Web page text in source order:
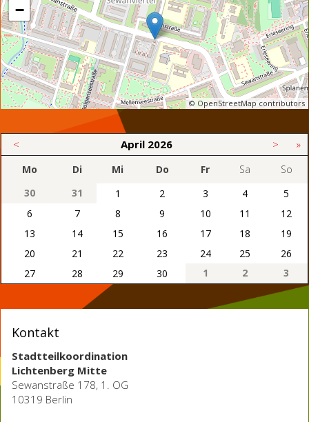
−
© OpenStreetMap contributors
< April 2026 > »
Mo Di Mi Do Fr Sa
So
30
31 1 2 3 4
5
6
7 8 9 10 11
12
13
14 15 16 17 18
19
20
21 22 23 24 25
26
27
28 29 30 1 2 3
Kontakt
Stadtteilkoordination
Lichtenberg Mitte
Sewanstraße 178, 1. OG
10319 Berlin